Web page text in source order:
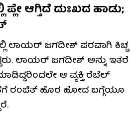
ಆಗ್ತಿದೆ ದುಃಖದ ಹಾಡು;
ಲಾಯರ್ ಜಗದೀಶ್ ಪರವಾಗಿ ಕಿಚ್ಚ
ಲಾಯರ್ ಜಗದೀಶ್ ಅನ್ನು ಇತರೆ
ಆ ವ್ಯಕ್ತಿ ರೆಬೆಲ್
ರಂಜಿತ್ ಹೊರ ಹೋದ ಬಗ್ಗೆಯೂ